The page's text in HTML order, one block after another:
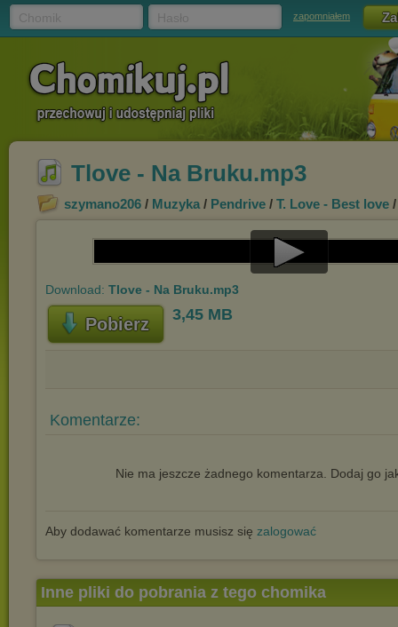
zapomniałem
Tlove - Na Bruku.mp3
szymano206 / Muzyka / Pendrive / T. Love - Best love
Play
Download: Tlove - Na Bruku.mp3
Pobierz 3,45 MB
Komentarze:
Nie ma jeszcze żadnego komentarza. Dodaj go
Aby dodawać komentarze musisz się zalogować
Inne pliki do pobrania z tego chomika